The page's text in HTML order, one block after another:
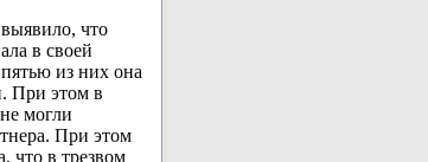
что
в своей
из них она
При этом в
могли
При этом
что в трезвом